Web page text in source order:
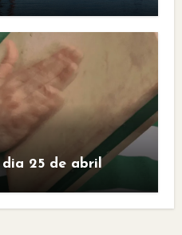
25 de abril